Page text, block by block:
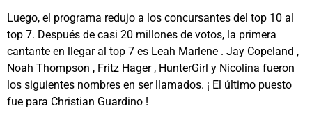
Luego, el programa redujo a los concursantes del top 10 al
top 7. Después de casi 20 millones de votos, la primera
cantante en llegar al top 7 es Leah Marlene . Jay Copeland ,
Noah Thompson , Fritz Hager , HunterGirl y Nicolina fueron
los siguientes nombres en ser llamados. ¡ El último puesto
fue para Christian Guardino !